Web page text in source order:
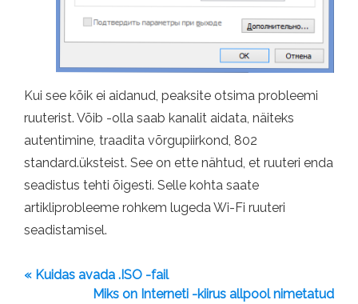
Kui see kõik ei aidanud, peaksite otsima probleemi
ruuterist. Võib -olla saab kanalit aidata, näiteks
autentimine, traadita võrgupiirkond, 802
standard.üksteist. See on ette nähtud, et ruuteri enda
seadistus tehti õigesti. Selle kohta saate
artikliprobleeme rohkem lugeda Wi-Fi ruuteri
seadistamisel.
« Kuidas avada .ISO -fail
Miks on Interneti -kiirus allpool nimetatud